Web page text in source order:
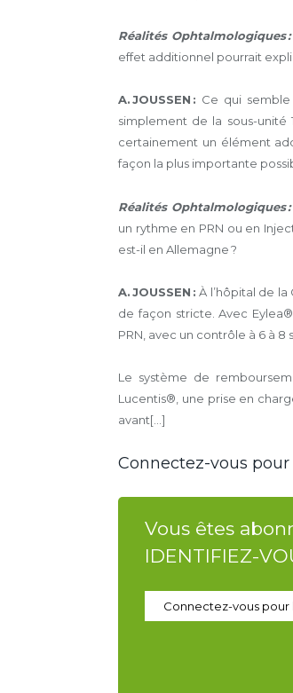
Réalités Ophtalmologiques :
effet additionnel pourrait
A. JOUSSEN : Ce qui
simplement de la sous-
certainement un élément
façon la plus importante
Réalités Ophtalmologiques :
un rythme en PRN ou en
est-il en Allemagne ?
A. JOUSSEN : À l’hôpital de
de façon stricte. Avec
PRN, avec un contrôle à 6 à 8
Le système de
Lucentis®, une prise en
avant[...]
Connectez-vous
Vous êtes
IDENTIFIEZ-
Connectez-vous pour